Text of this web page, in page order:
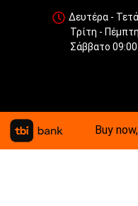
Δευτέρα -
Τρίτη -
Σάββατο
Buy